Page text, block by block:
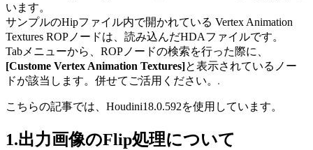
います。
サンプルのHipファイル内で開かれている Vertex Animation
Textures ROPノードは、読み込んだHDAファイルです。
Tabメニューから、ROPノードの検索を行った際に、
[Custome Vertex Animation Textures]と表示されているノー
ドが該当します。併せてご活用ください。
こちらの記事では、Houdini18.0.592を使用しています。
1.出力画像のFlip処理について